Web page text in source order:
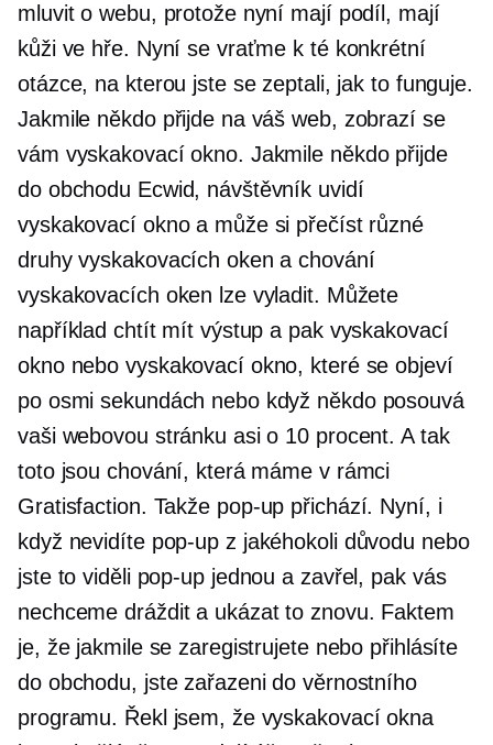
mluvit o webu, protože nyní mají podíl, mají
kůži ve hře. Nyní se vraťme k té konkrétní
otázce, na kterou jste se zeptali, jak to funguje.
Jakmile někdo přijde na váš web, zobrazí se
vám vyskakovací okno. Jakmile někdo přijde
do obchodu Ecwid, návštěvník uvidí
vyskakovací okno a může si přečíst různé
druhy vyskakovacích oken a chování
vyskakovacích oken lze vyladit. Můžete
například chtít mít výstup a pak vyskakovací
okno nebo vyskakovací okno, které se objeví
po osmi sekundách nebo když někdo posouvá
vaši webovou stránku asi o 10 procent. A tak
toto jsou chování, která máme v rámci
Gratisfaction. Takže pop-up přichází. Nyní, i
když nevidíte pop-up z jakéhokoli důvodu nebo
jste to viděli pop-upjednou a zavřel, pak vás
nechceme dráždit a ukázat to znovu. Faktem
je, že jakmile se zaregistrujete nebo přihlásíte
do obchodu, jste zařazeni do věrnostního
programu. Řekl jsem, že vyskakovací okna